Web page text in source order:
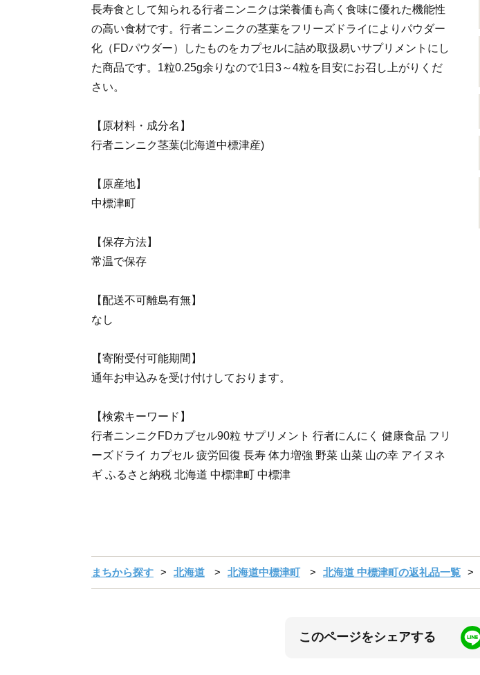
長寿食として知られる行者ニンニクは栄養価も高く食味に優れた機能性
の高い食材です。行者ニンニクの茎葉をフリーズドライによりパウダー
化（FDパウダー）したものをカプセルに詰め取扱易いサプリメントにし
た商品です。1粒0.25g余りなので1日3～4粒を目安にお召し上がりくだ
さい。
【原材料・成分名】
行者ニンニク茎葉(北海道中標津産)
【原産地】
中標津町
【保存方法】
常温で保存
【配送不可離島有無】
なし
【寄附受付可能期間】
通年お申込みを受け付けしております。
【検索キーワード】
行者ニンニクFDカプセル90粒 サプリメント 行者にんにく 健康食品 フリ
ーズドライ カプセル 疲労回復 長寿 体力増強 野菜 山菜 山の幸 アイヌネ
ギ ふるさと納税 北海道 中標津町 中標津
まちから探す 北海道 北海道中標津町 北海道 中標津町の返礼品一覧
このページをシェアする